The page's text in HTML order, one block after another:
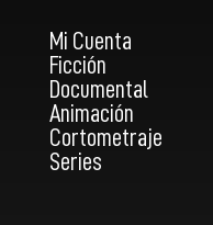
Mi Cuenta
Ficción
Documental
Animación
Cortometraje
Series